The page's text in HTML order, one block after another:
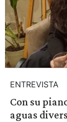
ENTREVISTA
Con su
aguas